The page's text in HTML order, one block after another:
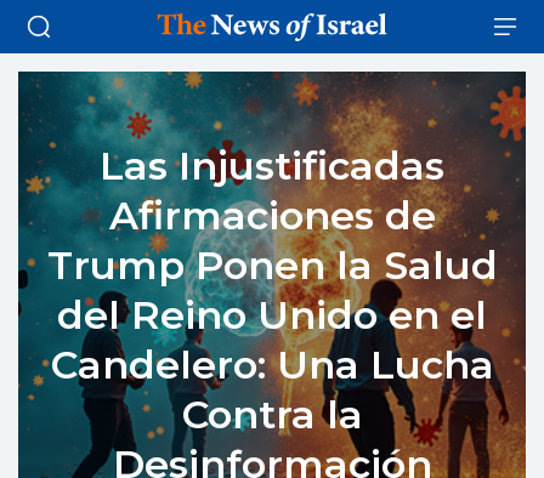
Las Injustificadas
Afirmaciones de
Trump Ponen la Salud
del Reino Unido en el
Candelero: Una Lucha
Contra la
Desinformación